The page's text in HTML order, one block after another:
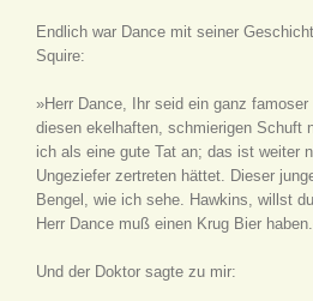
Endlich war Dance mit seiner
Squire:
»Herr Dance, Ihr seid ein ganz
diesen ekelhaften, schmierigen Schuft
ich als eine gute Tat an; das ist weiter
Ungeziefer zertreten hättet. Dieser
Bengel, wie ich sehe. Hawkins, willst
Herr Dance muß einen Krug Bier
Und der Doktor sagte zu mir: